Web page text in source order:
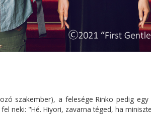
szakember), a felesége Rinko pedig
neki: "Hé. Hiyori, zavarna téged, ha